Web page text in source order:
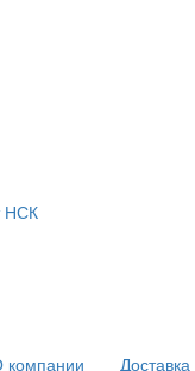
компании Доставка